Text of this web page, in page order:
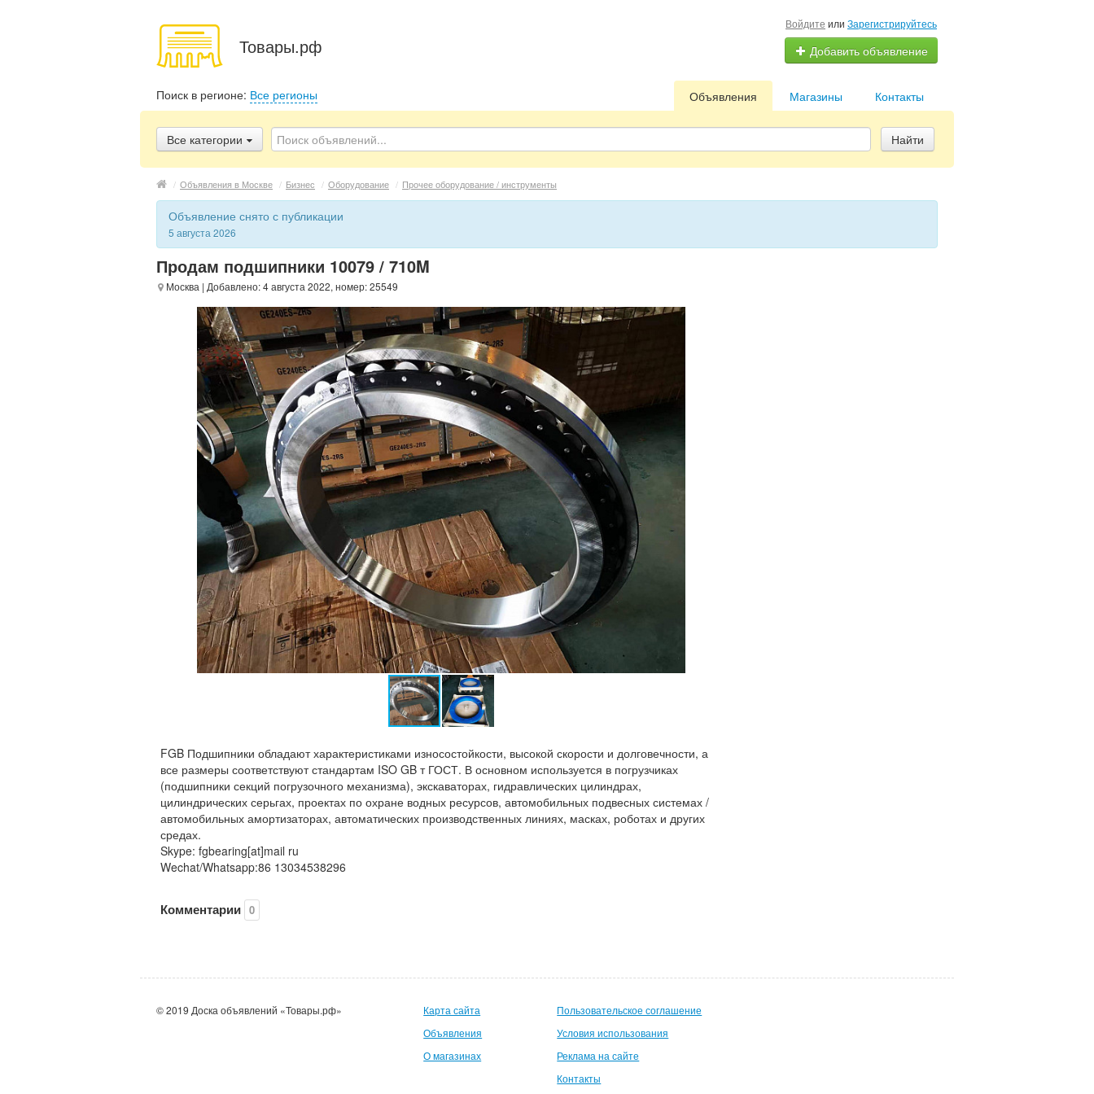
Товары.рф
Войдите или Зарегистрируйтесь
Добавить объявление
Поиск в регионе: Все регионы Контакты
Магазины
Объявления
Все категории Найти
/ Объявления в Москве / Бизнес / Оборудование / Прочее оборудование / инструменты
Объявление снято с публикации
5 августа 2026
Продам подшипники 10079 / 710M
Москва | Добавлено: 4 августа 2022, номер: 25549
FGB Подшипники обладают характеристиками износостойкости, высокой скорости и долговечности, а
все размеры соответствуют стандартам ISO GB т ГОСТ. В основном используется в погрузчиках
(подшипники секций погрузочного механизма), экскаваторах, гидравлических цилиндрах,
цилиндрических серьгах, проектах по охране водных ресурсов, автомобильных подвесных системах /
автомобильных амортизаторах, автоматических производственных линиях, масках, роботах и других
средах.
Skype: fgbearing[at]mail ru
Wechat/Whatsapp:86 13034538296
Комментарии 0
© 2019 Доска объявлений «Товары.рф»
Карта сайта
Объявления
О магазинах
Пользовательское соглашение
Условия использования
Реклама на сайте
Контакты